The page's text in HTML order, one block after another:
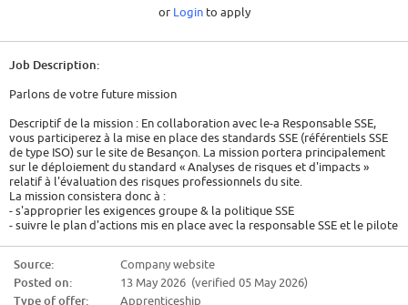
or Login to apply
Job Description:
Parlons de votre future mission
Descriptif de la mission : En collaboration avec le-a Responsable SSE,
vous participerez à la mise en place des standards SSE (référentiels SSE
de type ISO) sur le site de Besançon. La mission portera principalement
sur le déploiement du standard « Analyses de risques et d'impacts »
relatif à l'évaluation des risques professionnels du site.
La mission consistera donc à :
- s'approprier les exigences groupe & la politique SSE
- suivre le plan d'actions mis en place avec la responsable SSE et le pilote
concerné
- renseigner les évaluations dans l'outil Safran
- rédiger les fiches de sécurité au poste associées.
Source:
Company website
Posted on:
13 May 2026 (verified 05 May 2026)
Type of offer:
Apprenticeship